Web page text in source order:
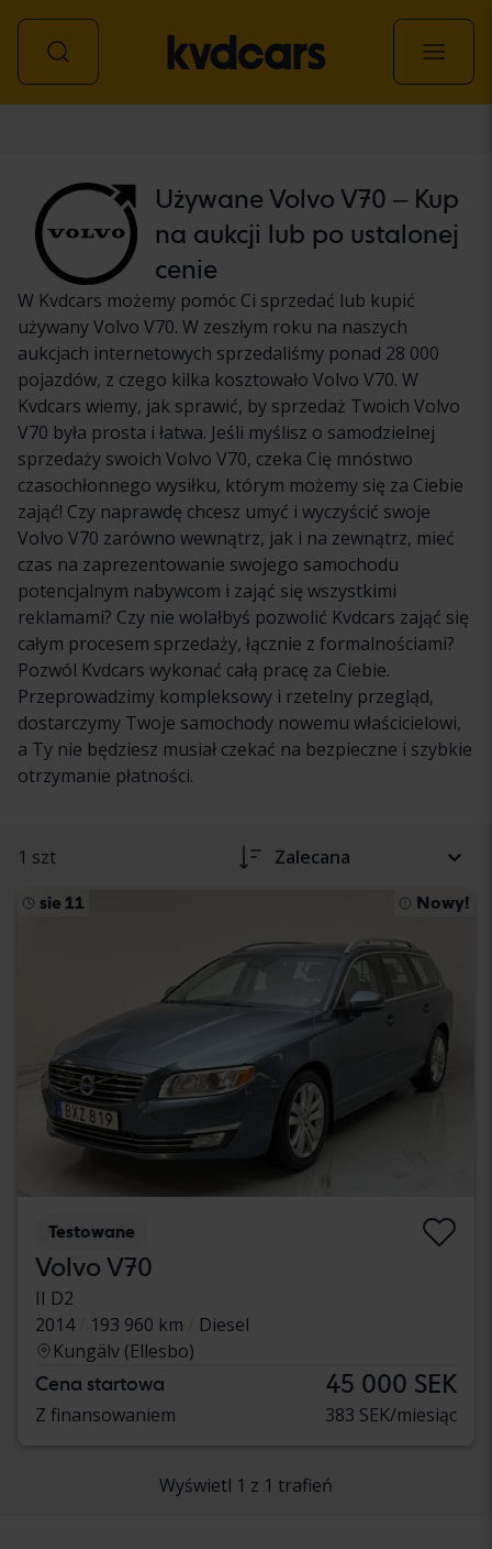
Używane Volvo V70 – Kup
na aukcji lub po ustalonej
cenie
W Kvdcars możemy pomóc Ci sprzedać lub kupić
używany Volvo V70. W zeszłym roku na naszych
aukcjach internetowych sprzedaliśmy ponad 28 000
pojazdów, z czego kilka kosztowało Volvo V70. W
Kvdcars wiemy, jak sprawić, by sprzedaż Twoich Volvo
V70 była prosta i łatwa. Jeśli myślisz o samodzielnej
sprzedaży swoich Volvo V70, czeka Cię mnóstwo
czasochłonnego wysiłku, którym możemy się za Ciebie
zająć! Czy naprawdę chcesz umyć i wyczyścić swoje
Volvo V70 zarówno wewnątrz, jak i na zewnątrz, mieć
czas na zaprezentowanie swojego samochodu
potencjalnym nabywcom i zająć się wszystkimi
reklamami? Czy nie wolałbyś pozwolić Kvdcars zająć się
całym procesem sprzedaży, łącznie z formalnościami?
Pozwól Kvdcars wykonać całą pracę za Ciebie.
Przeprowadzimy kompleksowy i rzetelny przegląd,
dostarczymy Twoje samochody nowemu właścicielowi,
a Ty nie będziesz musiał czekać na bezpieczne i szybkie
otrzymanie płatności.
1 szt Zalecana
sie 11 Nowy!
Testowane
Volvo V70
II D2
2014
193 960 km
Diesel
Kungälv (Ellesbo)
Cena startowa 45 000 SEK
Z finansowaniem 383 SEK/miesiąc
Wyświetl 1 z 1 trafień